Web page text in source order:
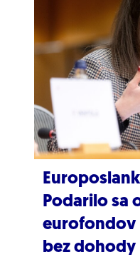
Podarilo sa
eurofondov
bez dohody